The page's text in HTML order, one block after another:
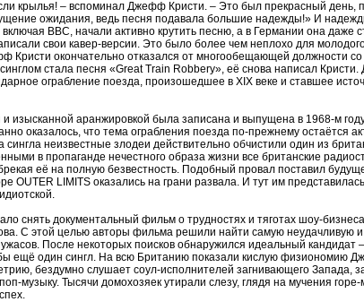
крылья! – вспоминал Джефф Кристи. – Это был прекрасный день,
ожидания, ведь песня подавала большие надежды!» И
BBC, начали активно крутить песню, а в Германии она даже
свои кавер-версии. Это было более чем неплохо для
Кристи окончательно отказался от многообещающей должности
стала песня «Great Train Robbery», её снова написал
ограбление поезда, произошедшее в XIX веке и ставшее
изысканной аранжировкой была записана и выпущена в 1968-м
оказалось, что тема ограбления поезда по-прежнему остаётся
неизвестные злодеи действительно обчистили один из
в пропаганде нечестного образа жизни все британские
её на полную безвестность. Подобный провал поставил
OUTER LIMITS оказались на грани развала. И тут им
снять документальный фильм о трудностях и тяготах шоу-
С этой целью авторы фильма решили найти самую неудачливую и
После некоторых поисков обнаружился идеальный кандидат
ещё один сингл. На всю Британию показали кислую физиономию
бездумно слушает соул-исполнителей загнивающего Запада,
музыку. Тысячи домохозяек утирали слезу, глядя на мучения